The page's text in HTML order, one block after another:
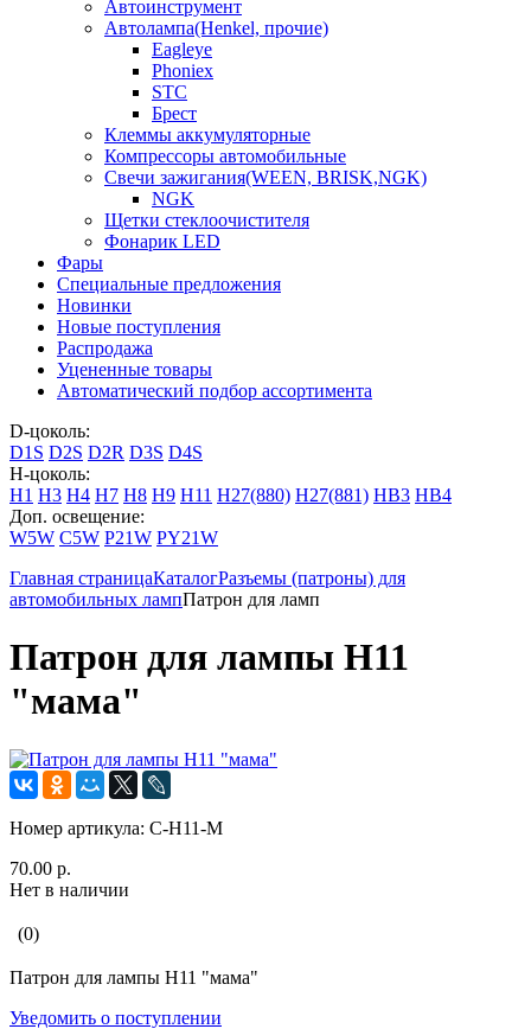
Автоинструмент
Автолампа(Henkel, прочие)
Eagleye
Phoniex
STC
Брест
Клеммы аккумуляторные
Компрессоры автомобильные
Свечи зажигания(WEEN, BRISK,NGK)
NGK
Щетки стеклоочистителя
Фонарик LED
Фары
Специальные предложения
Новинки
Новые поступления
Распродажа
Уцененные товары
Автоматический подбор ассортимента
D-цоколь:
D1S D2S D2R D3S D4S
H-цоколь:
H1 H3 H4 H7 H8 H9 H11 H27(880) H27(881) HB3 HB4
Доп. освещение:
W5W C5W P21W PY21W
Главная страницаКаталогРазъемы (патроны) для
автомобильных лампПатрон для ламп
Патрон для лампы H11
"мама"
Номер артикула: C-H11-M
70.00 р.
Нет в наличии
(0)
Патрон для лампы H11 "мама"
Уведомить о поступлении